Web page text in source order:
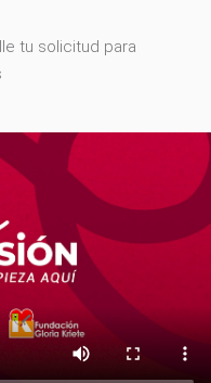
tu solicitud para